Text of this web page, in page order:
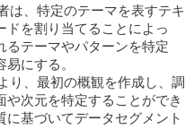
は、特定のテーマを表すテキ
を割り当てることによっ
テーマやパターンを特定
にする。
り、最初の概観を作成し、調
次元を特定することができ
基づいてデータセグメント